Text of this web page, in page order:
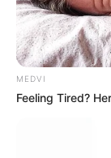
MEDVI
Feeling Tired?